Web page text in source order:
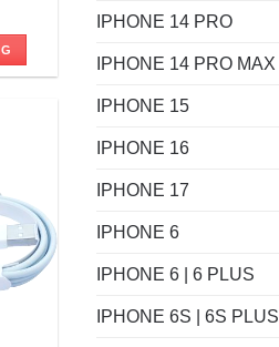
IPHONE 14 PRO
IPHONE 14 PRO MAX
IPHONE 15
IPHONE 16
IPHONE 17
IPHONE 6
IPHONE 6 | 6 PLUS
IPHONE 6S | 6S PLUS